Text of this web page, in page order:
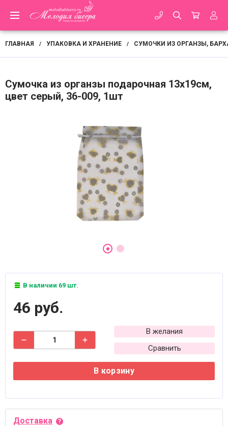
ГЛАВНАЯ / УПАКОВКА И ХРАНЕНИЕ / СУМОЧКИ ИЗ ОРГАНЗЫ,
Сумочка из органзы подарочная 13х19см,
цвет серый, 36-009, 1шт
В наличии 69 шт.
46 руб.
В желания
Сравнить
В корзину
Доставка